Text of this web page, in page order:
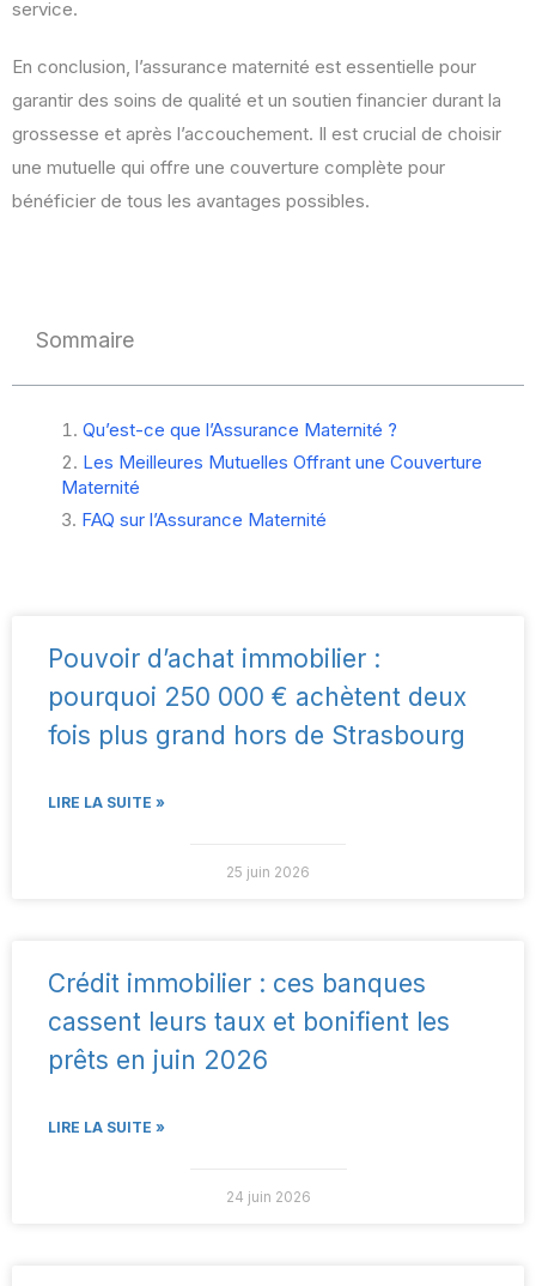
service.
En conclusion, l’assurance maternité est essentielle pour
garantir des soins de qualité et un soutien financier durant la
grossesse et après l’accouchement. Il est crucial de choisir
une mutuelle qui offre une couverture complète pour
bénéficier de tous les avantages possibles.
Sommaire
Qu’est-ce que l’Assurance Maternité ?
Les Meilleures Mutuelles Offrant une Couverture
Maternité
FAQ sur l’Assurance Maternité
Pouvoir d’achat immobilier :
pourquoi 250 000 € achètent deux
fois plus grand hors de Strasbourg
LIRE LA SUITE »
25 juin 2026
Crédit immobilier : ces banques
cassent leurs taux et bonifient les
prêts en juin 2026
LIRE LA SUITE »
24 juin 2026